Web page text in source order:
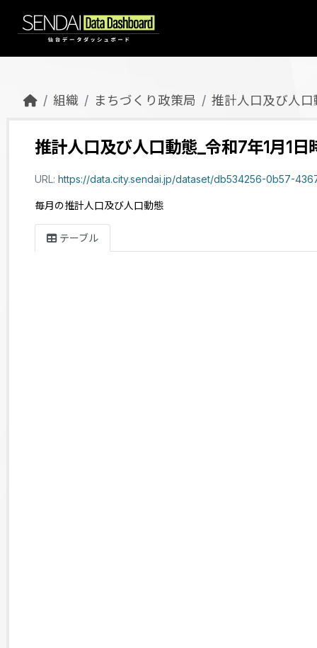
組織 まちづくり政策局 推計人口及び人
推計人口及び人口動態_令和7年1月1日
URL: https://data.city.sendai.jp/dataset/db534256-0b57-4367-886c-
毎月の推計人口及び人口動態
テーブル